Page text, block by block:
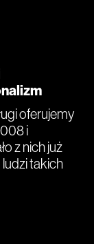
oferujemy
i
z nich już
ludzi takich